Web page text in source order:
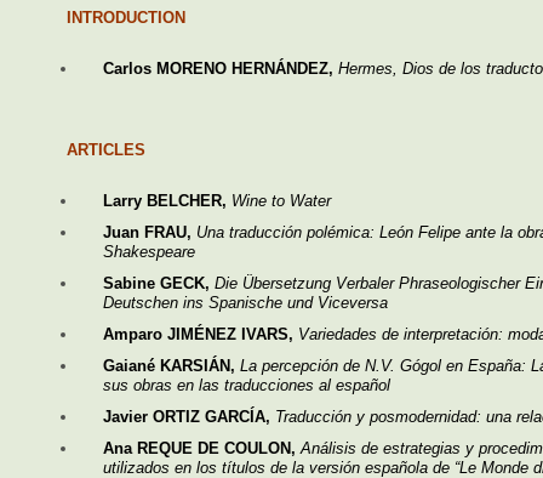
INTRODUCTION
Carlos MORENO HERNÁNDEZ, Hermes, Dios de los
ARTICLES
Larry BELCHER, Wine to Water
Juan FRAU, Una traducción polémica: León Felipe ante la
Shakespeare
Sabine GECK, Die Übersetzung Verbaler Phraseologischer
Deutschen ins Spanische und Viceversa
Amparo JIMÉNEZ IVARS, Variedades de interpretación:
Gaiané KARSIÁN, La percepción de N.V. Gógol en España:
sus obras en las traducciones al español
Javier ORTIZ GARCÍA, Traducción y posmodernidad: una
Ana REQUE DE COULON,Análisis de estrategias y
utilizados en los títulos de la versión española de “Le Monde